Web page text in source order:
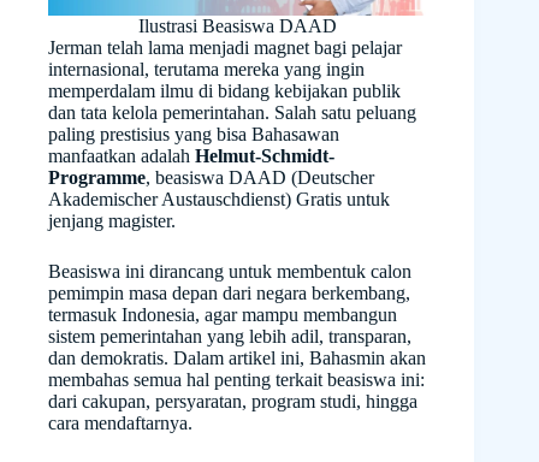
Ilustrasi Beasiswa DAAD
Jerman telah lama menjadi magnet bagi pelajar
internasional, terutama mereka yang ingin
memperdalam ilmu di bidang kebijakan publik
dan tata kelola pemerintahan. Salah satu peluang
paling prestisius yang bisa Bahasawan
manfaatkan adalah Helmut-Schmidt-
Programme, beasiswa DAAD (Deutscher
Akademischer Austauschdienst) Gratis untuk
jenjang magister.
Beasiswa ini dirancang untuk membentuk calon
pemimpin masa depan dari negara berkembang,
termasuk Indonesia, agar mampu membangun
sistem pemerintahan yang lebih adil, transparan,
dan demokratis. Dalam artikel ini, Bahasmin akan
membahas semua hal penting terkait beasiswa ini:
dari cakupan, persyaratan, program studi, hingga
cara mendaftarnya.